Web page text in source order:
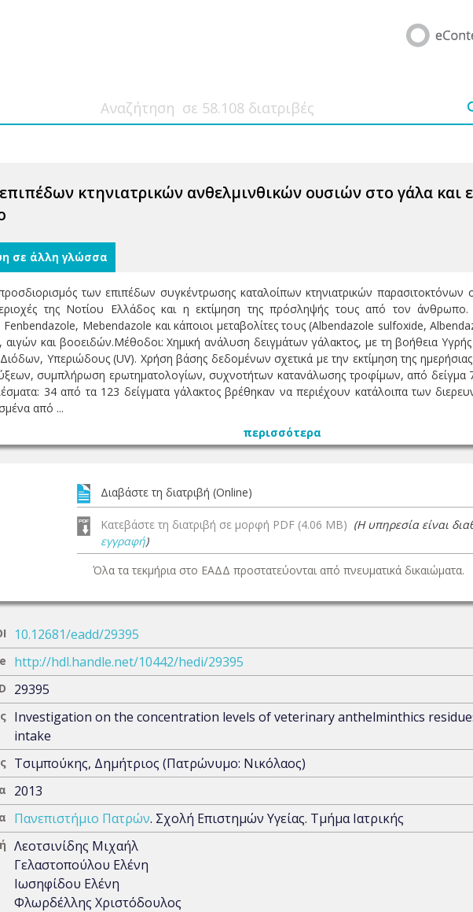
κτηνιατρικών ανθελμινθικών ουσιών στο γάλα
σε άλλη γλώσσα
των επιπέδων συγκέντρωσης καταλοίπων κτηνιατρικών
της Νοτίου Ελλάδος και η εκτίμηση της πρόσληψής τους από τον άνθρωπο.
Mebendazole και κάποιοι μεταβολίτες τους (Albendazole sulfoxide,
και βοοειδών.Μέθοδοι: Χημική ανάλυση δειγμάτων γάλακτος, με τη βοήθεια
Διόδων, Υπεριώδους (UV). Χρήση βάσης δεδομένων σχετικά με την εκτίμηση της
συμπλήρωση ερωτηματολογίων, συχνοτήτων κατανάλωσης τροφίμων, από δείγμα
34 από τα 123 δείγματα γάλακτος βρέθηκαν να περιέχουν κατάλοιπα των
από ...
περισσότερα
Διαβάστε τη διατριβή (Online)
Κατεβάστε τη διατριβή σε μορφή PDF (4.06 MB) (Η υπηρεσία είναι
εγγραφή)
Όλα τα τεκμήρια στο ΕΑΔΔ προστατεύονται από πνευματικά δικαιώματα.
10.12681/eadd/29395
http://hdl.handle.net/10442/hedi/29395
29395
Investigation on the concentration levels of veterinary anthelminthics
intake
Τσιμπούκης, Δημήτριος (Πατρώνυμο: Νικόλαος)
2013
Πανεπιστήμιο Πατρών. Σχολή Επιστημών Υγείας. Τμήμα Ιατρικής
Λεοτσινίδης Μιχαήλ
Γελαστοπούλου Ελένη
Ιωσηφίδου Ελένη
Φλωρδέλλης Χριστόδουλος